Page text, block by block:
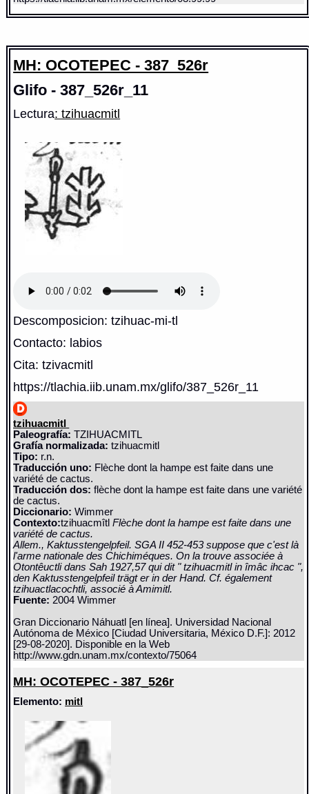
MH: OCOTEPEC - 387_526r
Glifo - 387_526r_11
Lectura: tzihuacmitl
Descomposicion: tzihuac-mi-tl
Contacto: labios
Cita: tzivacmitl
https://tlachia.iib.unam.mx/glifo/387_526r_11
tzihuacmitl
Paleografía: TZIHUACMITL
Grafía normalizada: tzihuacmitl
Tipo: r.n.
Traducción uno: Flèche dont la hampe est faite dans une
variété de cactus.
Traducción dos: flèche dont la hampe est faite dans une variété
de cactus.
Diccionario:Wimmer
Contexto:tzihuacmîtlFlèche dont la hampe est faite dans une
variété de cactus.
Allem., Kaktusstengelpfeil. SGA II 452-453 suppose que c'est là
l'arme nationale des Chichiméques. On la trouve associée à
Otontêuctli dans Sah 1927,57 qui dit " tzihuacmitl in îmâc ihcac ",
den Kaktusstengelpfeil trägt er in der Hand. Cf. également
tzihuactlacochtli, associé à Amimitl.
Fuente: 2004 Wimmer
Gran Diccionario Náhuatl [en línea]. Universidad Nacional
Autónoma de México [Ciudad Universitaria, México D.F.]: 2012
[29-08-2020]. Disponible en la Web
http://www.gdn.unam.mx/contexto/75064
MH: OCOTEPEC - 387_526r
Elemento: mitl